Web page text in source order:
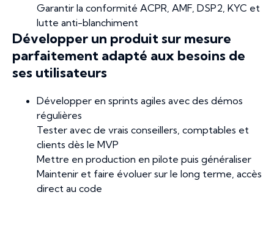
Garantir la conformité ACPR, AMF, DSP2, KYC et
lutte anti-blanchiment
Développer un produit sur mesure
parfaitement adapté aux besoins de
ses utilisateurs
Développer en sprints agiles avec des démos
régulières
Tester avec de vrais conseillers, comptables et
clients dès le MVP
Mettre en production en pilote puis généraliser
Maintenir et faire évoluer sur le long terme, accès
direct au code